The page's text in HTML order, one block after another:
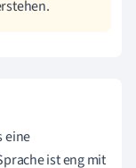
eine
ist eng mit